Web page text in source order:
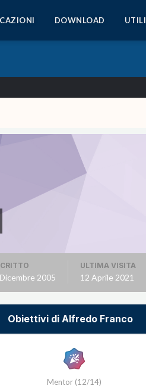
DOWNLOAD
2005
ULTIMA VISITA
12 Aprile 2021
Obiettivi di Alfredo Franco
Mentor (12/14)